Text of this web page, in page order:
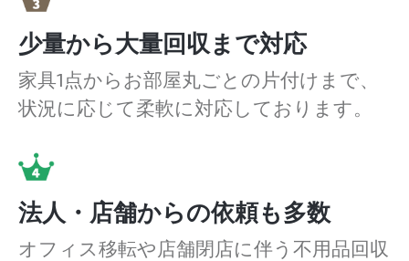
少量から大量回収まで対応
家具1点からお部屋丸ごとの片付けまで、
状況に応じて柔軟に対応しております。
法人・店舗からの依頼も多数
オフィス移転や店舗閉店に伴う不用品回収